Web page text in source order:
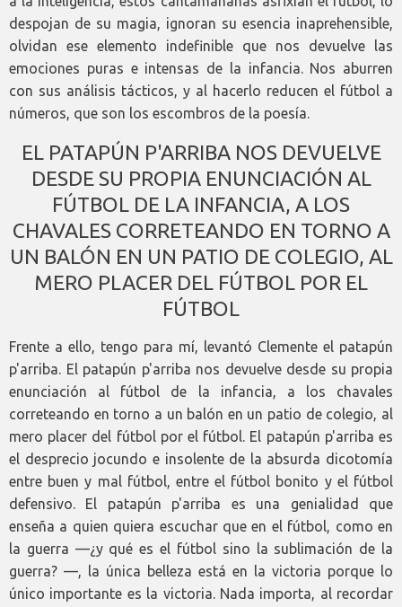
despojan de su magia, ignoran su esencia inaprehensible,
olvidan ese elemento indefinible que nos devuelve las
emociones puras e intensas de la infancia. Nos aburren
con sus análisis tácticos, y al hacerlo reducen el fútbol a
números, que son los escombros de la poesía.
EL PATAPÚN P'ARRIBA NOS DEVUELVE
DESDE SU PROPIA ENUNCIACIÓN AL
FÚTBOL DE LA INFANCIA, A LOS
CHAVALES CORRETEANDO EN TORNO A
UN BALÓN EN UN PATIO DE COLEGIO, AL
MERO PLACER DEL FÚTBOL POR EL
FÚTBOL
Frente a ello, tengo para mí, levantó Clemente el patapún
p'arriba. El patapún p'arriba nos devuelve desde su propia
enunciación al fútbol de la infancia, a los chavales
correteando en torno a un balón en un patio de colegio, al
mero placer del fútbol por el fútbol. El patapún p'arriba es
el desprecio jocundo e insolente de la absurda dicotomía
entre buen y mal fútbol, entre el fútbol bonito y el fútbol
defensivo. El patapún p'arriba es una genialidad que
enseña a quien quiera escuchar que en el fútbol, como en
la guerra —¿y qué es el fútbol sino la sublimación de la
guerra? —, la única belleza está en la victoria porque lo
único importante es la victoria. Nada importa, al recordar